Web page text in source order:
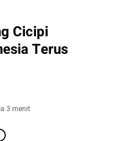
Cicipi
Terus
3 menit